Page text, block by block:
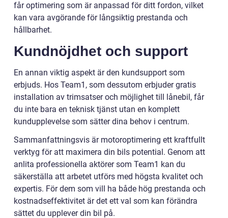
får optimering som är anpassad för ditt fordon, vilket
kan vara avgörande för långsiktig prestanda och
hållbarhet.
Kundnöjdhet och support
En annan viktig aspekt är den kundsupport som
erbjuds. Hos Team1, som dessutom erbjuder gratis
installation av trimsatser och möjlighet till lånebil, får
du inte bara en teknisk tjänst utan en komplett
kundupplevelse som sätter dina behov i centrum.
Sammanfattningsvis är motoroptimering ett kraftfullt
verktyg för att maximera din bils potential. Genom att
anlita professionella aktörer som Team1 kan du
säkerställa att arbetet utförs med högsta kvalitet och
expertis. För dem som vill ha både hög prestanda och
kostnadseffektivitet är det ett val som kan förändra
sättet du upplever din bil på.